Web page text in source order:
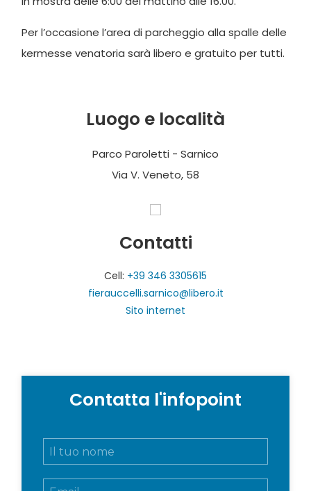
Per l’occasione l’area di parcheggio alla spalle delle
kermesse venatoria sarà libero e gratuito per tutti.
Luogo e località
Parco Paroletti - Sarnico
Via V. Veneto, 58
Contatti
Cell: +39 346 3305615
fierauccelli.sarnico@libero.it
Sito internet
Contatta l'infopoint
N
E